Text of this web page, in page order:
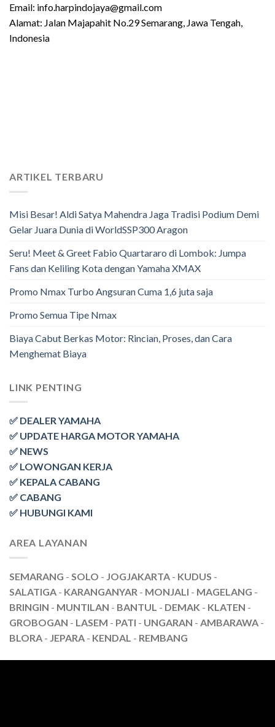
Email: info.harpindojaya@gmail.com
Alamat: Jalan Majapahit No.29 Semarang, Jawa Tengah,
Indonesia
ARTIKEL TERBARU
Misi Besar! Aldi Satya Mahendra Jaga Tradisi Podium Demi
Gelar Juara Dunia di WorldSSP300 Aragon
Seru! Meet & Greet Fabio Quartararo di Lombok: Jumpa
Fans dan Keliling Kota dengan Yamaha XMAX
Promo Nmax Turbo Angsuran Cuma 1,6 juta saja
Promo Semua Tipe Nmax
Biaya Cabut Berkas Motor: Rincian, Proses, dan Cara
Menghemat Biaya
LINK PENTING
✅ DEALER YAMAHA
✅ UPDATE HARGA MOTOR YAMAHA
✅ NEWS
✅ LOWONGAN KERJA
✅ KEPALA CABANG
✅ CABANG
✅ HUBUNGI KAMI
AREA LAYANAN
SEMARANG - SOLO - JOGJAKARTA - KUDUS -
SALATIGA - KARANGANYAR - MONJALI - MAGELANG -
BRINGIN - MUNTILAN - BANTUL - DEMAK - KLATEN -
GROBOGAN - LASEM - PATI - UNGARAN - AMBARAWA -
BLORA - JEPARA - KENDAL - REMBANG